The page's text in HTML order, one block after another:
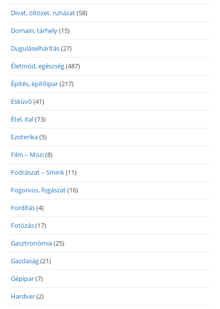
Divat, öltözet, ruházat(58)
Domain, tárhely(15)
Duguláselhárítás(27)
Életmód, egészség(487)
Építés, építőipar(217)
Esküvő (41)
Étel, ital(73)
Ezoterika(5)
Film – Mozi(8)
Fodrászat – Smink(11)
Fogorvos, fogászat(16)
Fordítás(4)
Fotózás(17)
Gasztronómia(25)
Gazdaság(21)
Gépipar(7)
Hardver(2)